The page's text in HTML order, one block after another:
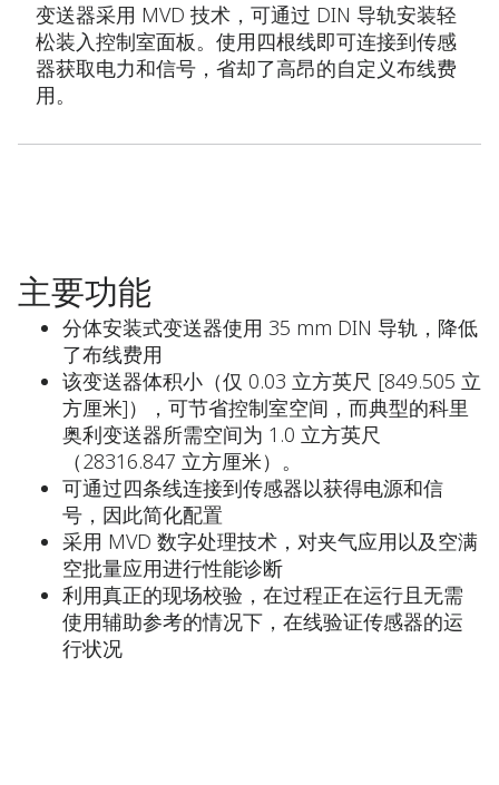
变送器采用 MVD 技术，可通过 DIN 导轨安装轻
松装入控制室面板。使用四根线即可连接到传感
器获取电力和信号，省却了高昂的自定义布线费
用。
主要功能
分体安装式变送器使用 35 mm DIN 导轨，降低
了布线费用
该变送器体积小（仅 0.03 立方英尺 [849.505 立
方厘米]），可节省控制室空间，而典型的科里
奥利变送器所需空间为 1.0 立方英尺
（28316.847 立方厘米）。
可通过四条线连接到传感器以获得电源和信
号，因此简化配置
采用 MVD 数字处理技术，对夹气应用以及空满
空批量应用进行性能诊断
利用真正的现场校验，在过程正在运行且无需
使用辅助参考的情况下，在线验证传感器的运
行状况